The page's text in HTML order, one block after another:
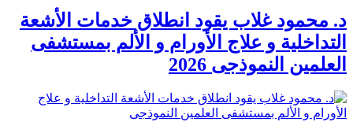
د. محمود غلاب يقود انطلاق خدمات الأشعة
التداخلية و علاج الأورام و الألم بمستشفى
العلمين النموذجى 2026